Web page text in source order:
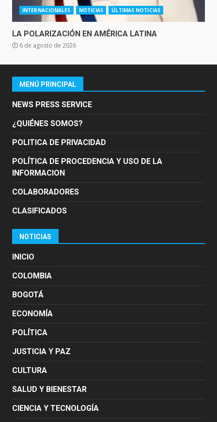
INTERNACIONALES NOTICIAS ÚLTIMAS NOTICIAS
LA POLARIZACIÓN EN AMÉRICA LATINA
6 de agosto de 2026
MENÚ PRINCIPAL
NEWS PRESS SERVICE
¿QUIÉNES SOMOS?
POLITICA DE PRIVACIDAD
POLÍTICA DE PROCEDENCIA Y USO DE LA
INFORMACION
COLABORADORES
CLASIFICADOS
NOTICIAS
INICIO
COLOMBIA
BOGOTÁ
ECONOMÍA
POLÍTICA
JUSTICIA Y PAZ
CULTURA
SALUD Y BIENESTAR
CIENCIA Y TECNOLOGÍA